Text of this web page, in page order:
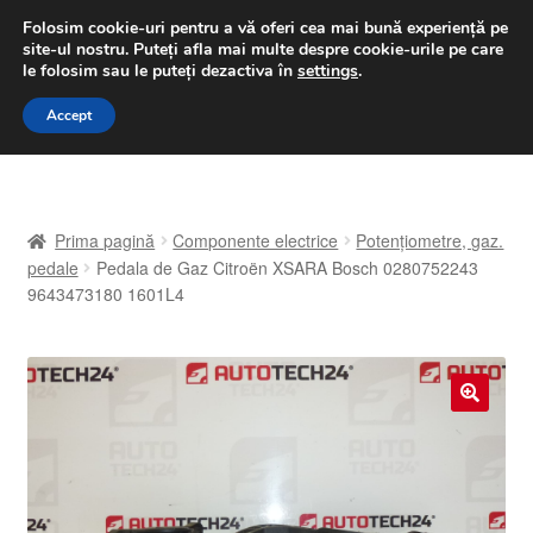
LIVRARE de la 33 lei
luni-vineri 9 a.m. - 4 p.m.031 229 6816
Sari
Sari
A lua legatura
Coș
Finalizare comandă
Prima pagină Componente electrice
Potențiometre, gaz.
pedale
Pedala de Gaz Citroën XSARA Bosch 0280752243
9643473180 1601L4
Folosim cookie-uri pentru a vă oferi cea mai bună experiență pe
site-ul nostru. Puteți afla mai multe despre cookie-urile pe care
le folosim sau le puteți dezactiva în settings.
Accept